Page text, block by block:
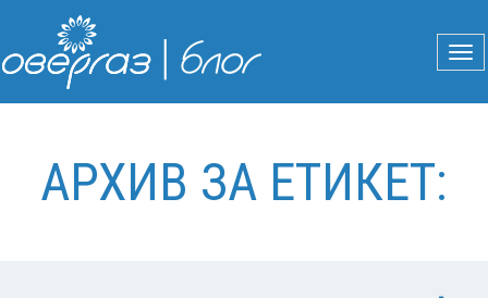
АРХИВ ЗА ЕТИКЕТ: